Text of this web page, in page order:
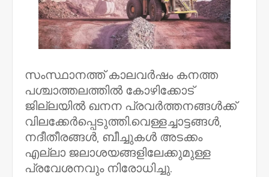
സംസ്ഥാനത്ത് കാലവർഷം കനത്ത
പശ്ചാത്തലത്തിൽ കോഴിക്കോട്
ജില്ലയിൽ ഖനന പ്രവർത്തനങ്ങൾക്ക്
വിലക്കേർപ്പെടുത്തി.വെള്ളച്ചാട്ടങ്ങൾ,
നദീതീരങ്ങൾ, ബീച്ചുകൾ അടക്കം
എല്ലാ ജലാശയങ്ങളിലേക്കുമുള്ള
പ്രവേശനവും നിരോധിച്ചു.